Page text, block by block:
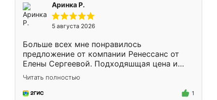
Аринка Р.
5 августа 2026
Больше всех мне понравилось
предложение от компании Ренессанс от
Елены Сергеевой. Подходяшщая цена и
короткие сроки изготовления. Приехавший
для замера сотрудник Владислав
предложил по моему эскизу самый
Читать полностью
1